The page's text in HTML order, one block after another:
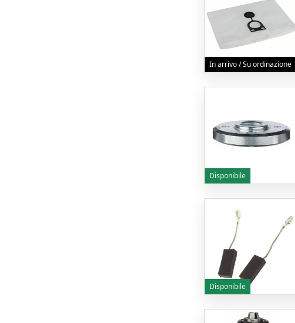
In arrivo / Su ordinazione
Disponibile
Disponibile